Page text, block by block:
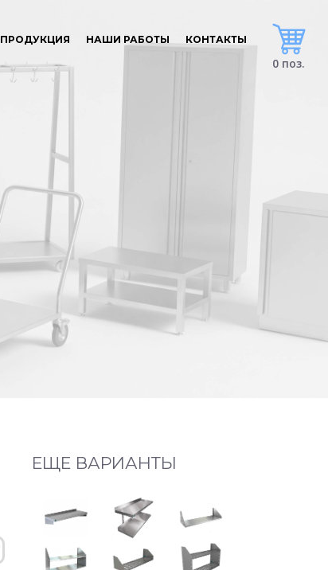
0 поз.
ПРОДУКЦИЯ НАШИ РАБОТЫ КОНТАКТЫ
ЕЩЕ ВАРИАНТЫ